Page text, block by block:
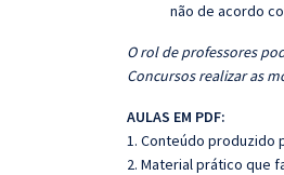
não de acordo
O rol de professores
Concursos realizar as
AULAS EM PDF:
1. Conteúdo produzido
2. Material prático que